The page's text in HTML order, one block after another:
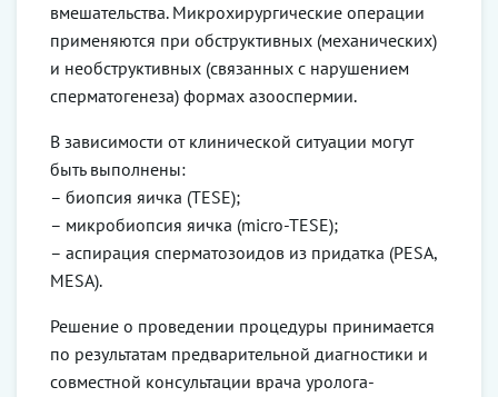
вмешательства. Микрохирургические операции
применяются при обструктивных (механических)
и необструктивных (связанных с нарушением
сперматогенеза) формах азооспермии.
В зависимости от клинической ситуации могут
быть выполнены:
– биопсия яичка (TESE);
– микробиопсия яичка (micro-TESE);
– аспирация сперматозоидов из придатка (PESA,
MESA).
Решение о проведении процедуры принимается
по результатам предварительной диагностики и
совместной консультации врача уролога-